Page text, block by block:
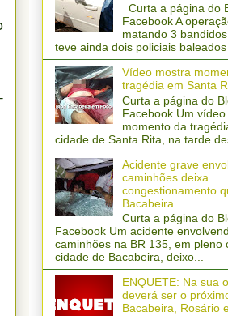
Curta a página do
Facebook A
matando 3
teve ainda dois policiais baleados
Vídeo mostra
tragédia em Santa
Curta a página do
Facebook Um
momento da
cidade de Santa Rita, na tarde
Acidente grave
caminhões deixa
congestionamento
Bacabeira
Curta a página do
Facebook Um acidente
caminhões na BR 135, em pleno
cidade de Bacabeira, deixo...
ENQUETE: Na sua
deverá ser o
Bacabeira, Rosário